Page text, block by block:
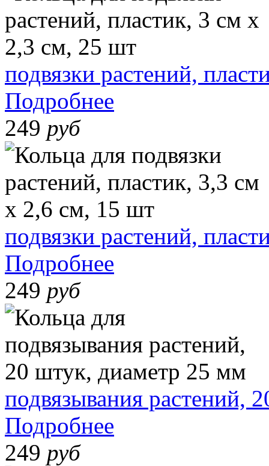
подвязки растений,
Подробнее
249 руб
подвязки растений,
Подробнее
249 руб
подвязывания растений,
Подробнее
249 руб